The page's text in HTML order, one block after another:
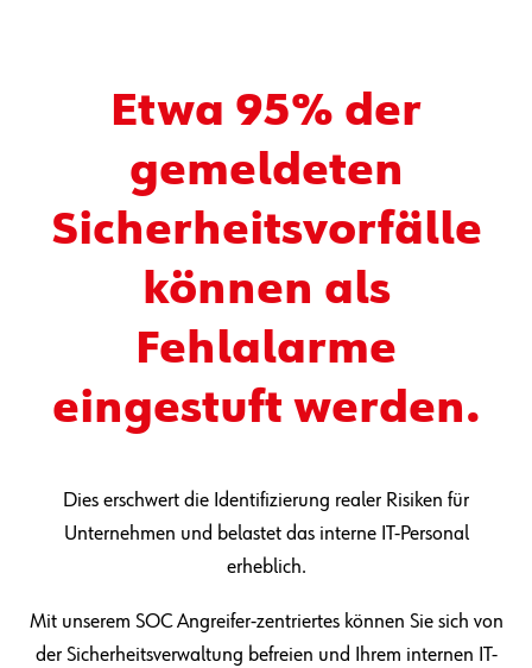
Etwa 95% der
gemeldeten
Sicherheitsvorfälle
können als
Fehlalarme
eingestuft werden.
Dies erschwert die Identifizierung realer Risiken für
Unternehmen und belastet das interne IT-Personal
erheblich.
Mit unserem SOC Angreifer-zentriertes können Sie sich von
der Sicherheitsverwaltung befreien und Ihrem internen IT-